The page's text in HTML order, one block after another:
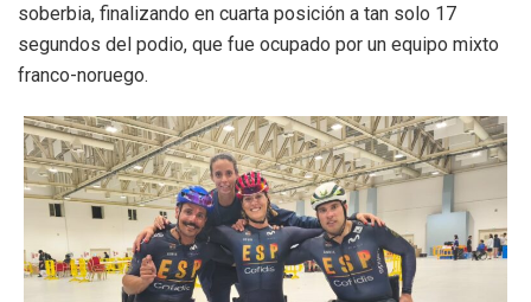
soberbia, finalizando en cuarta posición a tan solo 17
segundos del podio, que fue ocupado por un equipo mixto
franco-noruego.